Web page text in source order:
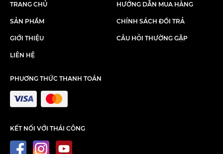
TRANG CHỦ
SẢN PHẨM
GIỚI THIỆU
LIÊN HỆ
HƯỚNG DẪN MUA HÀNG
CHÍNH SÁCH ĐỔI TRẢ
CÂU HỎI THƯỜNG GẶP
PHUƠNG THỨC THANH TOÁN
KẾT NỐI VỚI THÁI CÔNG